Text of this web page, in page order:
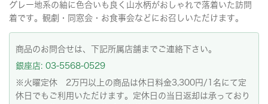
グレー地系の紬に色合いも良く山水柄がおしゃれで落着いた訪問
着です。観劇・同窓会・お食事会などにお召しいただけます。
商品のお問合せは、下記所属店舗までご連絡下さい。
銀座店: 03-5568-0529
※火曜定休 2万円以上の商品は休日料金3,300円/1名にて定
休日でもご利用いただけます。定休日の当日返却は承っており